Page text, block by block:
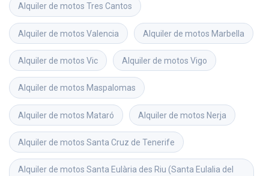
Alquiler de motos Tres Cantos
Alquiler de motos Valencia Alquiler de motos Marbella
Alquiler de motos Vic Alquiler de motos Vigo
Alquiler de motos Maspalomas
Alquiler de motos Mataró Alquiler de motos Nerja
Alquiler de motos Santa Cruz de Tenerife
Alquiler de motos Santa Eulària des Riu (Santa Eulalia del